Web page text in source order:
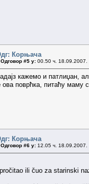
Корњача
Одговор #5 у: 00.50 ч. 18.09.2007.
кажемо и патлиџан,
ова поврћка, питаћу маму
Корњача
Одговор #6 у: 12.05 ч. 18.09.2007.
ili čuo za starinski